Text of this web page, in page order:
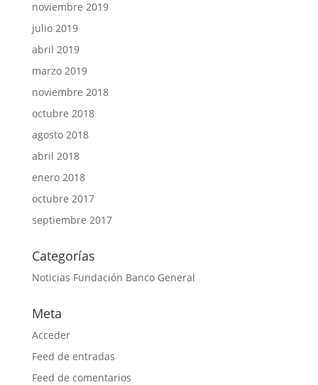
noviembre 2019
julio 2019
abril 2019
marzo 2019
noviembre 2018
octubre 2018
agosto 2018
abril 2018
enero 2018
octubre 2017
septiembre 2017
Categorías
Noticias Fundación Banco General
Meta
Acceder
Feed de entradas
Feed de comentarios